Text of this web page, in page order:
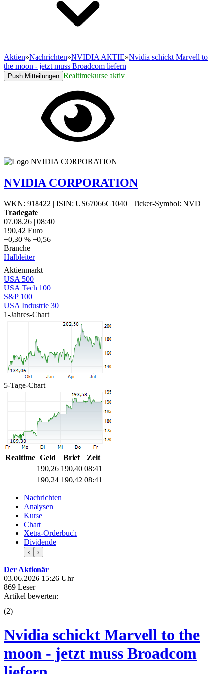
Aktien»Nachrichten»NVIDIA AKTIE»Nvidia schickt Marvell to
the moon - jetzt muss Broadcom liefern
Push Mitteilungen Realtimekurse aktiv
NVIDIA CORPORATION
WKN: 918422 | ISIN: US67066G1040 | Ticker-Symbol: NVD
Tradegate
07.08.26 | 08:40
190,42 Euro
+0,30 % +0,56
Branche
Halbleiter
Aktienmarkt
USA 500
USA Tech 100
S&P 100
USA Industrie 30
1-Jahres-Chart
5-Tage-Chart
Realtime Geld Brief
Zeit
190,26 190,40 08:41
190,24 190,42 08:41
Nachrichten
Analysen
Kurse
Chart
Xetra-Orderbuch
Dividende
‹ ›
Der Aktionär
03.06.2026 15:26 Uhr
869 Leser
Artikel bewerten:
(2)
Nvidia schickt Marvell to the
moon - jetzt muss Broadcom